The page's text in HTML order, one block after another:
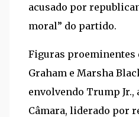
acusado por
moral” do partido.
Figuras proeminentes
Graham e Marsha
envolvendo Trump Jr.,
Câmara, liderado por